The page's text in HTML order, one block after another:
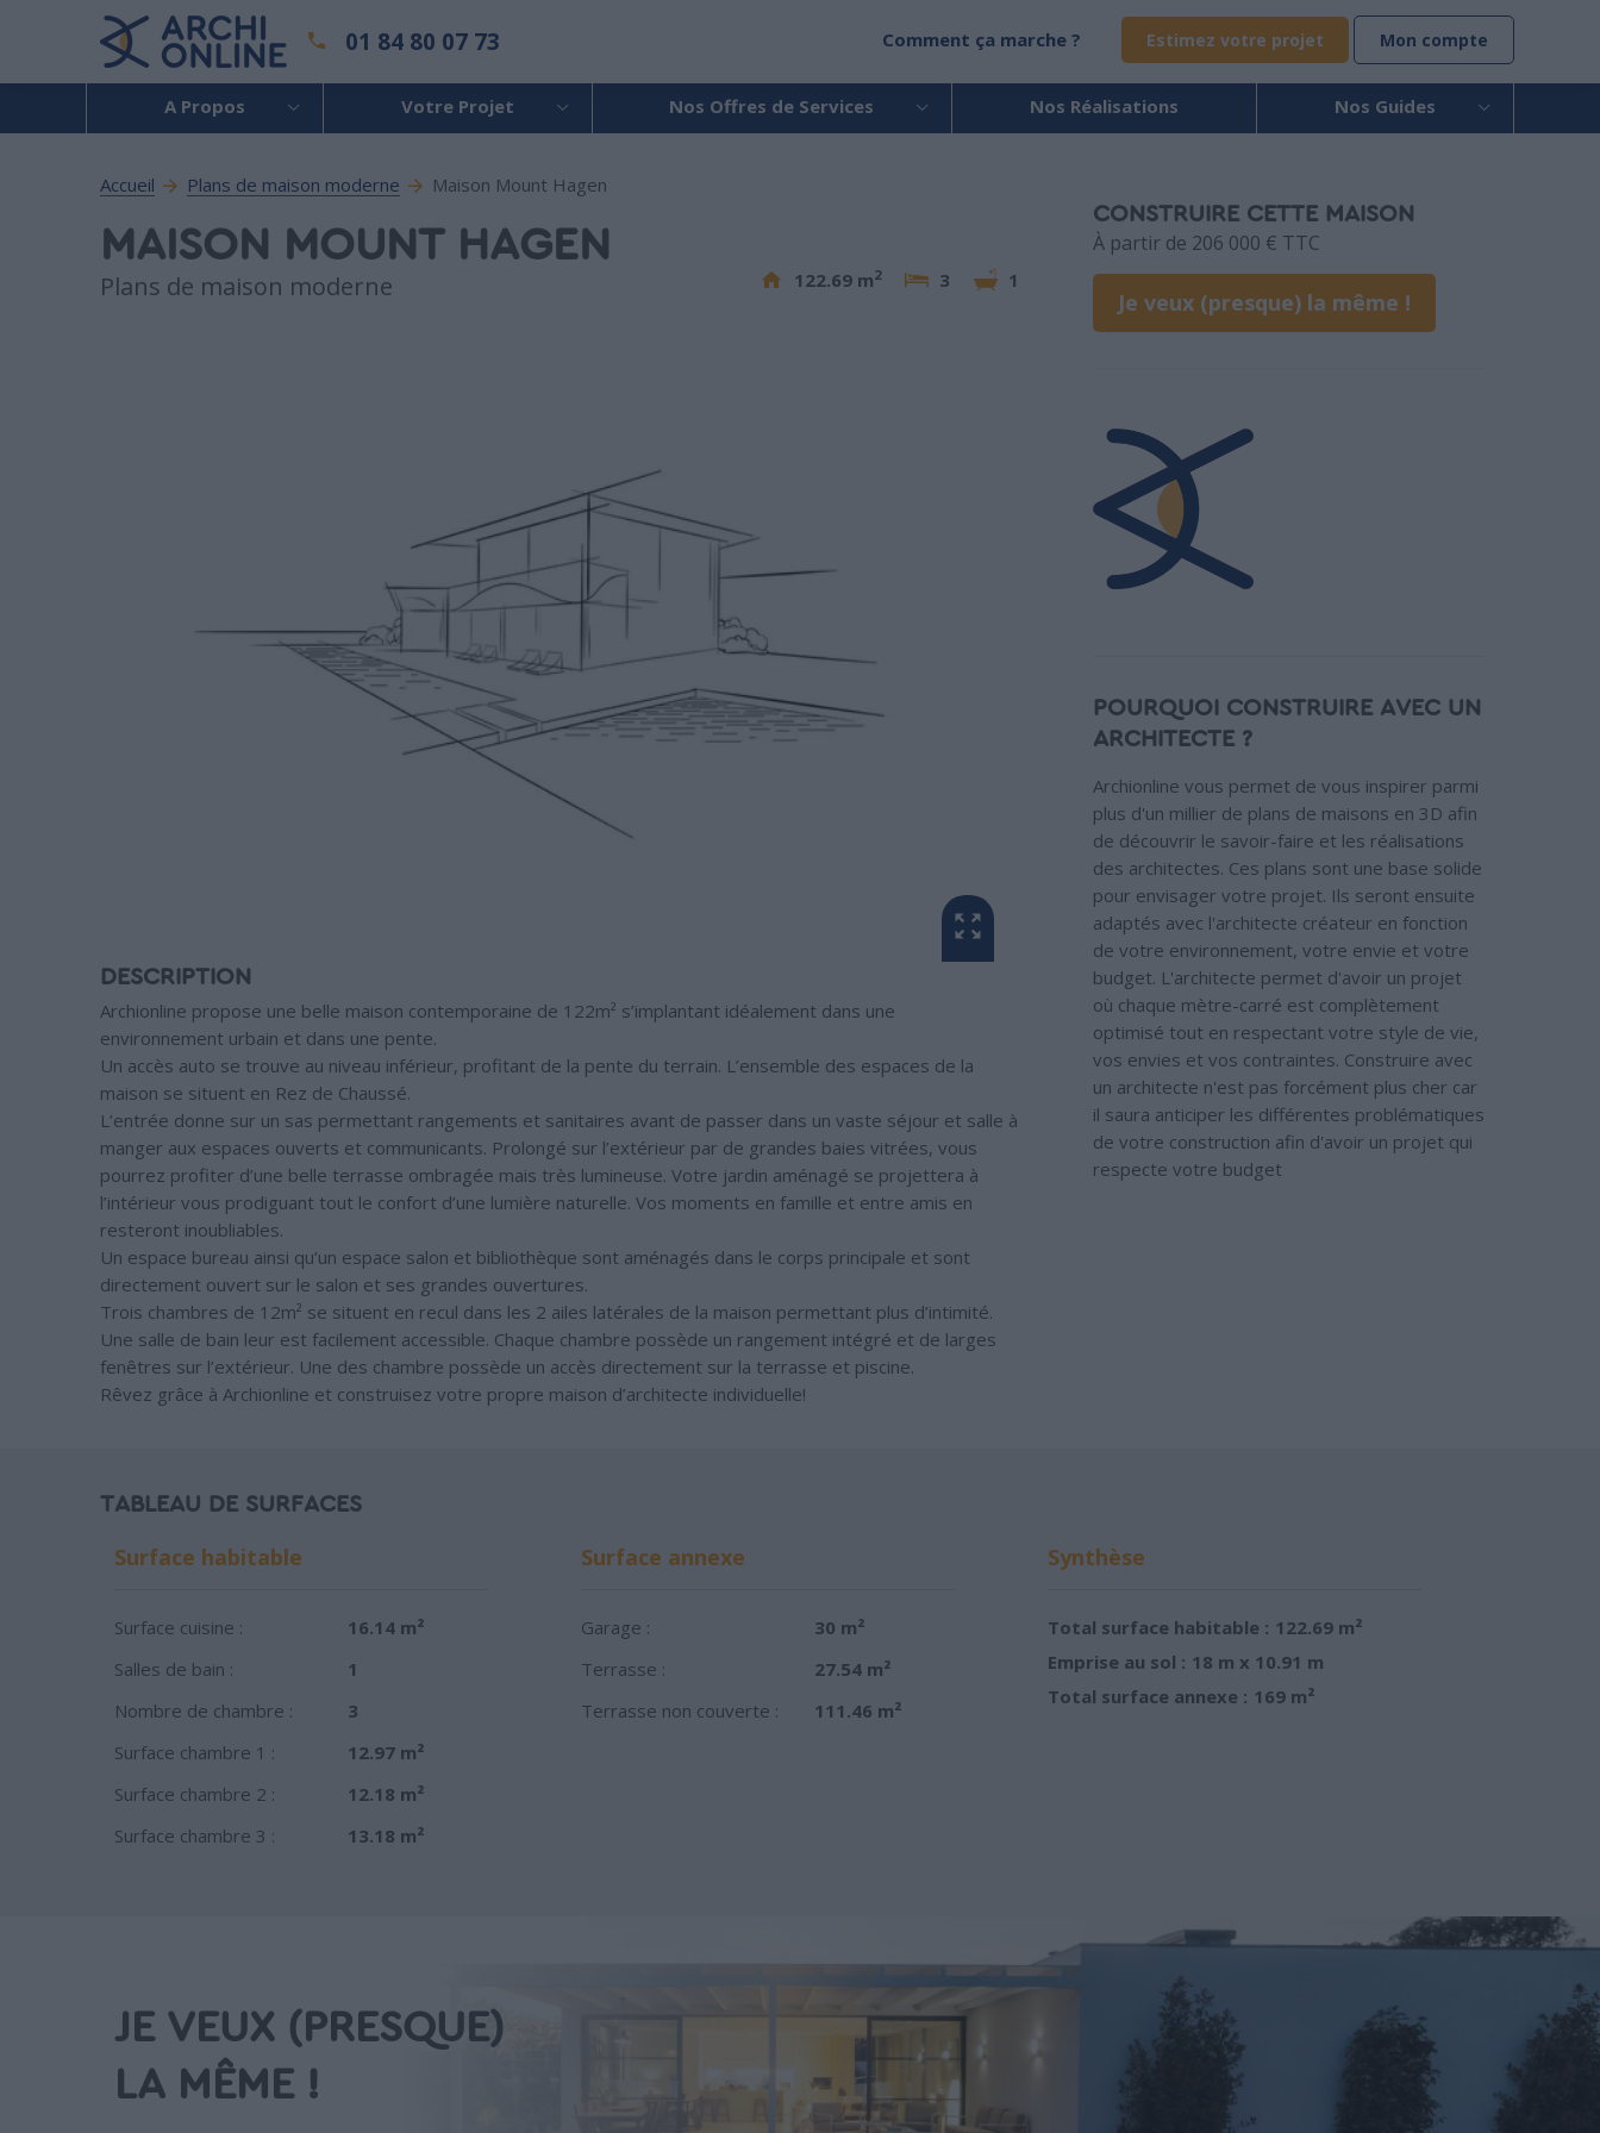
01 84 80 07 73 Comment ça marche ? Estimez votre projet Mon compte
A Propos Votre Projet Nos Offres de Services Nos Réalisations Nos Guides
Accueil Plans de maison moderne Maison Mount Hagen
MAISON MOUNT HAGEN
Plans de maison moderne 122.69 m2 3 1
DESCRIPTION
Archionline propose une belle maison contemporaine de 122m² s’implantant idéalement dans une
environnement urbain et dans une pente.
Un accès auto se trouve au niveau inférieur, profitant de la pente du terrain. L’ensemble des espaces de la
maison se situent en Rez de Chaussé.
L’entrée donne sur un sas permettant rangements et sanitaires avant de passer dans un vaste séjour et salle à
manger aux espaces ouverts et communicants. Prolongé sur l’extérieur par de grandes baies vitrées, vous
pourrez profiter d’une belle terrasse ombragée mais très lumineuse. Votre jardin aménagé se projettera à
l’intérieur vous prodiguant tout le confort d’une lumière naturelle. Vos moments en famille et entre amis en
resteront inoubliables.
Un espace bureau ainsi qu’un espace salon et bibliothèque sont aménagés dans le corps principale et sont
directement ouvert sur le salon et ses grandes ouvertures.
Trois chambres de 12m² se situent en recul dans les 2 ailes latérales de la maison permettant plus d’intimité.
Une salle de bain leur est facilement accessible. Chaque chambre possède un rangement intégré et de larges
fenêtres sur l’extérieur. Une des chambre possède un accès directement sur la terrasse et piscine.
Rêvez grâce à Archionline et construisez votre propre maison d’architecte individuelle!
CONSTRUIRE CETTE MAISON
À partir de 206 000 € TTC
Je veux (presque) la même !
POURQUOI CONSTRUIRE AVEC UN
ARCHITECTE ?
Archionline vous permet de vous inspirer parmi
plus d'un millier de plans de maisons en 3D afin
de découvrir le savoir-faire et les réalisations
des architectes. Ces plans sont une base solide
pour envisager votre projet. Ils seront ensuite
adaptés avec l'architecte créateur en fonction
de votre environnement, votre envie et votre
budget. L'architecte permet d'avoir un projet
où chaque mètre-carré est complètement
optimisé tout en respectant votre style de vie,
vos envies et vos contraintes. Construire avec
un architecte n'est pas forcément plus cher car
il saura anticiper les différentes problématiques
de votre construction afin d'avoir un projet qui
respecte votre budget
TABLEAU DE SURFACES
Surface habitable
Surface cuisine :
16.14 m²
Salles de bain :
1
Nombre de chambre :
3
Surface chambre 1 :
12.97 m²
Surface chambre 2 :
12.18 m²
Surface chambre 3 :
13.18 m²
Surface annexe
Garage :
30 m²
Terrasse :
27.54 m²
Terrasse non couverte :
111.46 m²
Synthèse
Total surface habitable : 122.69 m²
Emprise au sol : 18 m x 10.91 m
Total surface annexe : 169 m²
JE VEUX (PRESQUE)
LA MÊME !